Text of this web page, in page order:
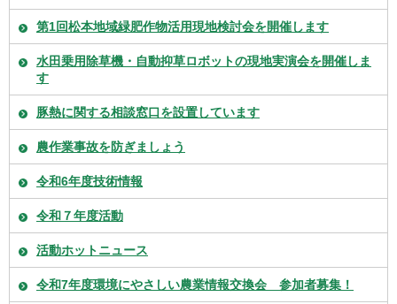
第1回松本地域緑肥作物活用現地検討会を開催します
水田乗用除草機・自動抑草ロボットの現地実演会を開催しま
す
豚熱に関する相談窓口を設置しています
農作業事故を防ぎましょう
令和6年度技術情報
令和７年度活動
活動ホットニュース
令和7年度環境にやさしい農業情報交換会 参加者募集！